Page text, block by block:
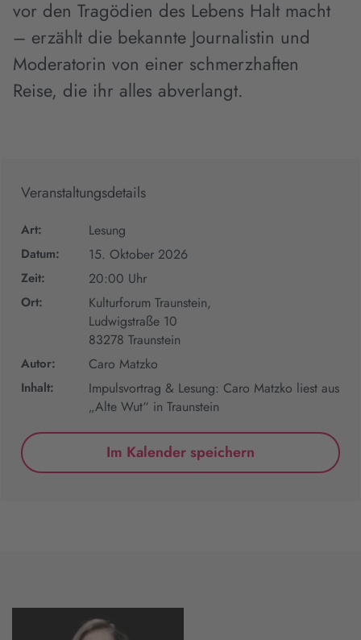
vor den Tragödien des Lebens Halt macht
– erzählt die bekannte Journalistin und
Moderatorin von einer schmerzhaften
Reise, die ihr alles abverlangt.
Veranstaltungsdetails
Art: Lesung
Datum: 15. Oktober 2026
Zeit: 20:00 Uhr
Ort:
Kulturforum Traunstein,
Ludwigstraße 10
83278 Traunstein
Autor: Caro Matzko
Inhalt:
Impulsvortrag & Lesung: Caro Matzko liest aus
„Alte Wut“ in Traunstein
Im Kalender speichern